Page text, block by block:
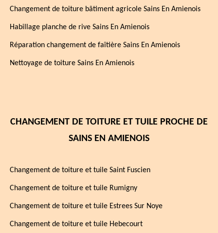
Changement de toiture bâtiment agricole Sains En Amienois
Habillage planche de rive Sains En Amienois
Réparation changement de faîtière Sains En Amienois
Nettoyage de toiture Sains En Amienois
CHANGEMENT DE TOITURE ET TUILE PROCHE DE
SAINS EN AMIENOIS
Changement de toiture et tuile Saint Fuscien
Changement de toiture et tuile Rumigny
Changement de toiture et tuile Estrees Sur Noye
Changement de toiture et tuile Hebecourt